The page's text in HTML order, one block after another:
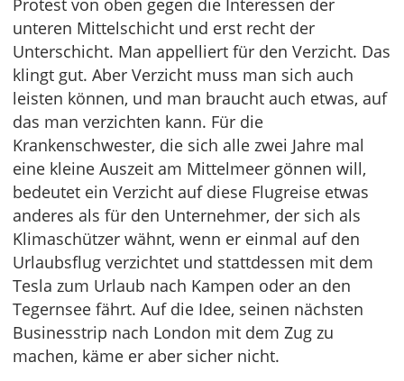
Protest von oben gegen die Interessen der
unteren Mittelschicht und erst recht der
Unterschicht. Man appelliert für den Verzicht. Das
klingt gut. Aber Verzicht muss man sich auch
leisten können, und man braucht auch etwas, auf
das man verzichten kann. Für die
Krankenschwester, die sich alle zwei Jahre mal
eine kleine Auszeit am Mittelmeer gönnen will,
bedeutet ein Verzicht auf diese Flugreise etwas
anderes als für den Unternehmer, der sich als
Klimaschützer wähnt, wenn er einmal auf den
Urlaubsflug verzichtet und stattdessen mit dem
Tesla zum Urlaub nach Kampen oder an den
Tegernsee fährt. Auf die Idee, seinen nächsten
Businesstrip nach London mit dem Zug zu
machen, käme er aber sicher nicht.